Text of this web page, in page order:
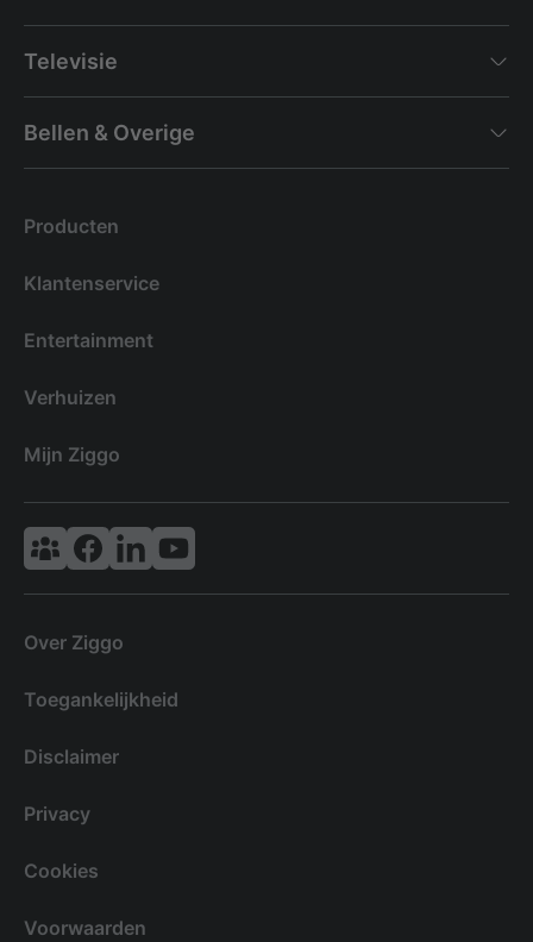
Televisie
Bellen & Overige
Producten
Klantenservice
Entertainment
Verhuizen
Mijn Ziggo
Vodafone & Ziggo Community
Ziggo Facebook
VodafoneZiggo LinkedIn
Ziggo YouTube
Over Ziggo
Toegankelijkheid
Disclaimer
Privacy
Cookies
Voorwaarden